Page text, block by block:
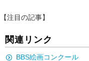
【注目の記事】
関連リンク
BBS絵画コンクール